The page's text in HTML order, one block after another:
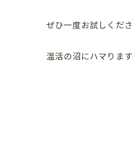
ぜひ一度お試しくださ
温活の沼にハマります